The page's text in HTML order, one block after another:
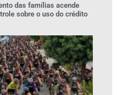
das famílias acende
sobre o uso do crédito